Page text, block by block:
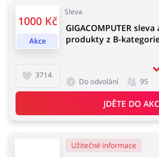
Domácnost a spotřebiče
Služby
1000 Kč
Akce
Sleva
3714
GIGACOMPUTER
produkty z B-
Do odvolání 95
JDĚTE DO
Užitečné informace